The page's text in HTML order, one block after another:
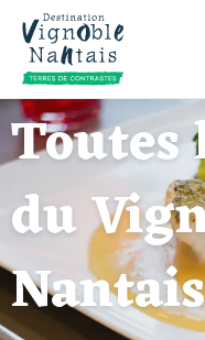
Aller
contenu
principal
Toutes
du
Nantais